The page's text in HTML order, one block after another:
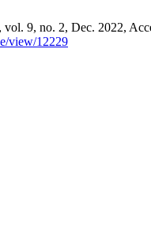
, vol. 9, no. 2, Dec. 2022,
view/12229